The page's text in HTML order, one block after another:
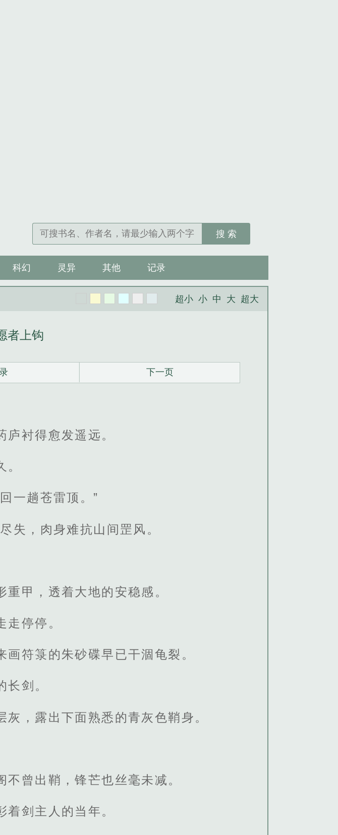
搜 索
科幻 灵异 其他 记录
超小 小 中 大 超大
者上钩
下一页
衬得愈发遥远。
一趟苍雷顶。”
失，肉身难抗山间罡风。
甲，透着大地的安稳感。
停停。
符箓的朱砂碟早已干涸龟裂。
剑。
，露出下面熟悉的青灰色鞘身。
曾出鞘，锋芒也丝毫未减。
剑主人的当年。